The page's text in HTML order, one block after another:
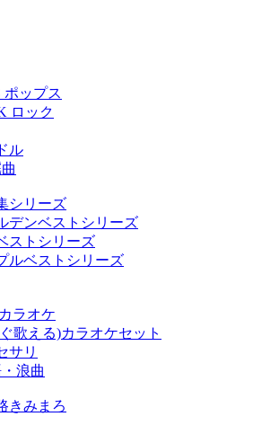
ポップス
ロック
ル
シリーズ
デンベストシリーズ
ストシリーズ
ルベストシリーズ
ラオケ
歌える)カラオケセット
サリ
浪曲
きみまろ